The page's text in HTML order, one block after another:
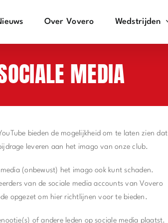
Over Vovero Wedstrijden
MEDIA
bieden de mogelijkheid om te laten zien dat
leveren aan het imago van onze club.
(onbewust) het imago ook kunt schaden.
van de sociale media accounts van Vovero
opgezet om hier richtlijnen voor te bieden.
of andere leden op sociale media plaatst.